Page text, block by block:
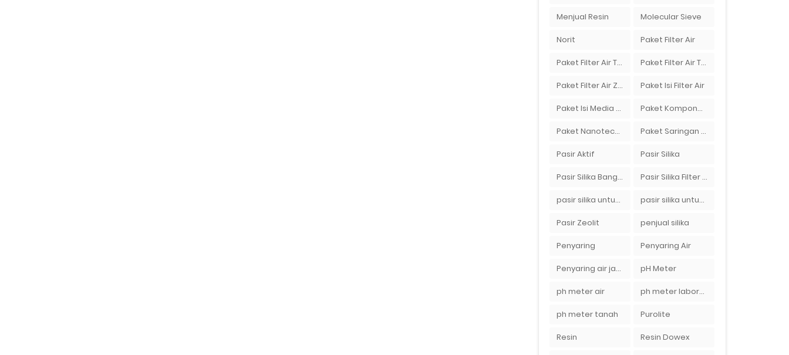
Menjual Resin Molecular Sieve
Norit Paket Filter Air
Paket Filter Air Tanah Paket Filter Air Tinggal Pasang
Paket Filter Air Zat Besi Tinggi Paket Isi Filter Air
Paket Isi Media Filter Air Paket Komponen Bahan Filter Air
Paket Nanotech Filter Air Paket Saringan Filter Air
Pasir Aktif Pasir Silika
Pasir Silika Bangka Pasir Silika Filter Air
pasir silika untuk boiler pasir silika untuk filter air
Pasir Zeolit penjual silika
Penyaring Penyaring Air
Penyaring air jakarta pH Meter
ph meter air ph meter laboratorium
ph meter tanah Purolite
Resin Resin Dowex